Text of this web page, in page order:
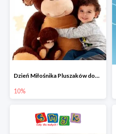
Dzień Miłośnika Pluszaków dodatkowy rabat -10%
10%